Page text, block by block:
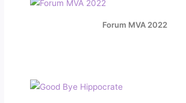
Forum MVA 2022